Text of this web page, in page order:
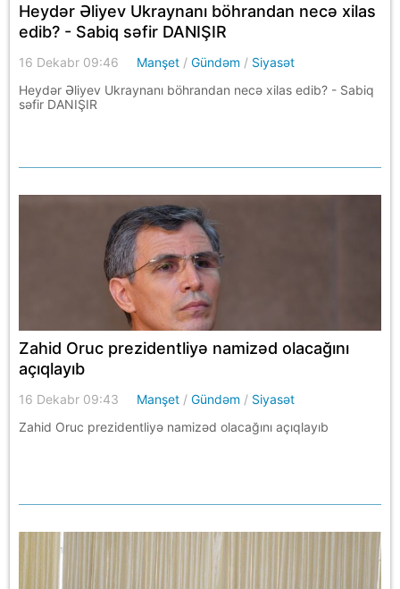
Heydər Əliyev Ukraynanı böhrandan necə xilas
edib? - Sabiq səfir DANIŞIR
16 Dekabr 09:46 Manşet /Gündəm / Siyasət
Heydər Əliyev Ukraynanı böhrandan necə xilas edib? - Sabiq
səfir DANIŞIR
Zahid Oruc prezidentliyə namizəd olacağını
açıqlayıb
16 Dekabr 09:43 Manşet /Gündəm / Siyasət
Zahid Oruc prezidentliyə namizəd olacağını açıqlayıb